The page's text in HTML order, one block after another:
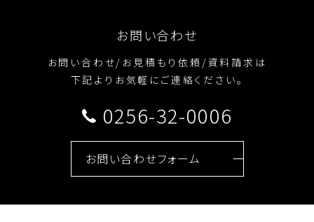
お問い合わせ
お問い合わせ/お見積もり依頼/資料請求は
下記よりお気軽にご連絡ください。
0256-32-0006
お問い合わせフォーム